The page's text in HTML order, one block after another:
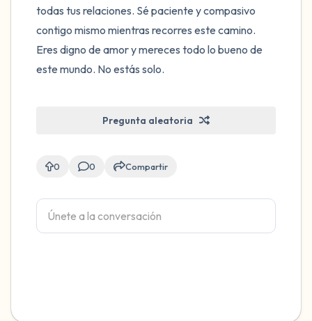
todas tus relaciones. Sé paciente y compasivo
contigo mismo mientras recorres este camino.
Eres digno de amor y mereces todo lo bueno de
este mundo. No estás solo.
Pregunta aleatoria
0 0 Compartir